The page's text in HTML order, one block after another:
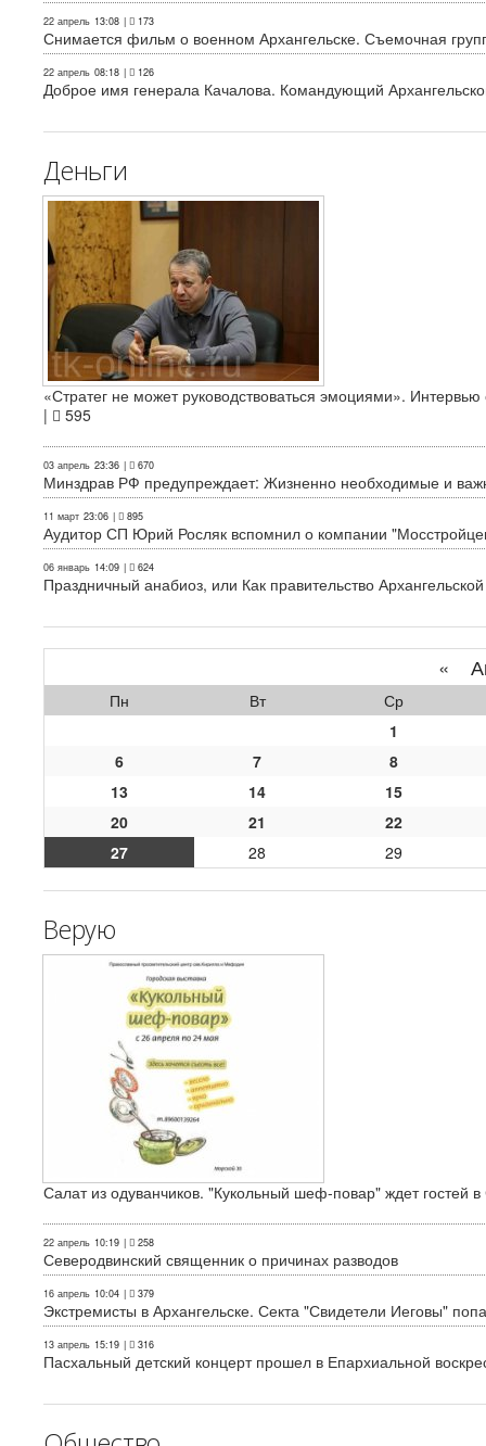
22 апрель 13:08 | 173
Снимается фильм о военном Архангельске. Съемочная
22 апрель 08:18 | 126
Доброе имя генерала Качалова. Командующий
Деньги
«Стратег не может руководствоваться эмоциями».
|
595
03 апрель 23:36 | 670
Минздрав РФ предупреждает: Жизненно необходимые и
11 март 23:06 | 895
Аудитор СП Юрий Росляк вспомнил о компании
06 январь 14:09 | 624
Праздничный анабиоз, или Как правительство
«
Пн Вт
Ср
1
6
7
8
13
14
15
20
21
22
27
28 29
Верую
Салат из одуванчиков. "Кукольный шеф-повар" ждет гостей
22 апрель 10:19 | 258
Северодвинский священник о причинах разводов
16 апрель 10:04 | 379
Экстремисты в Архангельске. Секта "Свидетели Иеговы"
13 апрель 15:19 | 316
Пасхальный детский концерт прошел в Епархиальной